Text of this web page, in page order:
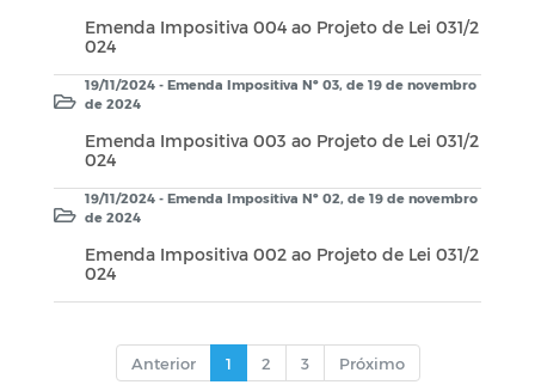
Emenda Impositiva 004 ao Projeto de Lei 031/2
024
19/11/2024 - Emenda Impositiva Nº 03, de 19 de novembro
de 2024
Emenda Impositiva 003 ao Projeto de Lei 031/2
024
19/11/2024 - Emenda Impositiva Nº 02, de 19 de novembro
de 2024
Emenda Impositiva 002 ao Projeto de Lei 031/2
024
Anterior 1 2 3 Próximo